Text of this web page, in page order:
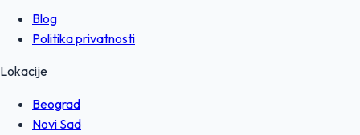
Blog
Politika privatnosti
Lokacije
Beograd
Novi Sad